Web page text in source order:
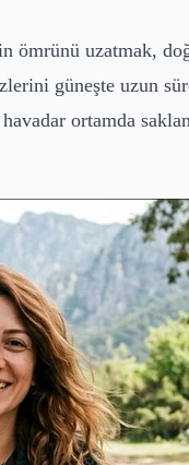
ömrünü uzatmak,
güneşte uzun
havadar ortamda